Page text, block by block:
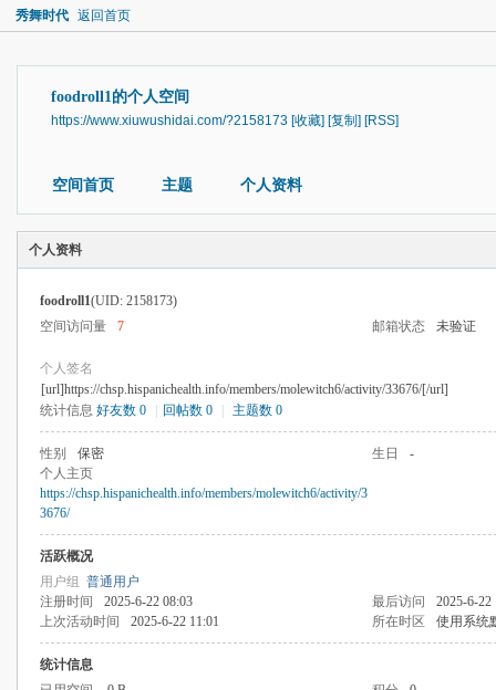
秀舞时代 返回首页
foodroll1的个人空间
https://www.xiuwushidai.com/?2158173 [收藏] [复制] [RSS]
空间首页 主题 个人资料
个人资料
foodroll1(UID: 2158173)
空间访问量
7 邮箱状态 未验证
个人签名
[url]https://chsp.hispanichealth.info/members/molewitch6/activity/33676/[/url]
统计信息 好友数 0 回帖数 0 主题数 0
性别 保密 生日
-
个人主页
https://chsp.hispanichealth.info/members/molewitch6/activity/3
3676/
活跃概况
用户组 普通用户
注册时间
2025-6-22 08:03 最后访问
2025-6-22
上次活动时间
2025-6-22 11:01 所在时区 使用系统
统计信息